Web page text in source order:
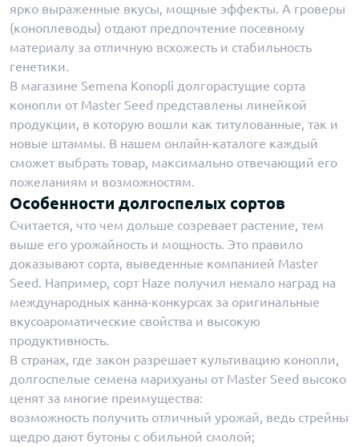
ярко выраженные вкусы, мощные эффекты. А гроверы
(коноплеводы) отдают предпочтение посевному
материалу за отличную всхожесть и стабильность
генетики.
В магазине Semena Konopli долгорастущие сорта
конопли от Master Seed представлены линейкой
продукции, в которую вошли как титулованные, так и
новые штаммы. В нашем онлайн-каталоге каждый
сможет выбрать товар, максимально отвечающий его
пожеланиям и возможностям.
Особенности долгоспелых сортов
Считается, что чем дольше созревает растение, тем
выше его урожайность и мощность. Это правило
доказывают сорта, выведенные компанией Master
Seed. Например, сорт Haze получил немало наград на
международных канна-конкурсах за оригинальные
вкусоароматические свойства и высокую
продуктивность.
В странах, где закон разрешает культивацию конопли,
долгоспелые семена марихуаны от Master Seed высоко
ценят за многие преимущества:
возможность получить отличный урожай, ведь стрейны
щедро дают бутоны с обильной смолой;